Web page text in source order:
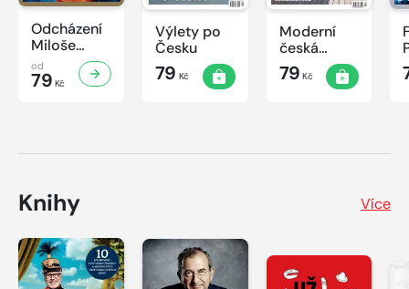
Odcházení
Miloše
Zemana
od
79 Kč
Výlety po
Česku
79 Kč
Moderní
česká
architektura
79 Kč
Knihy Více